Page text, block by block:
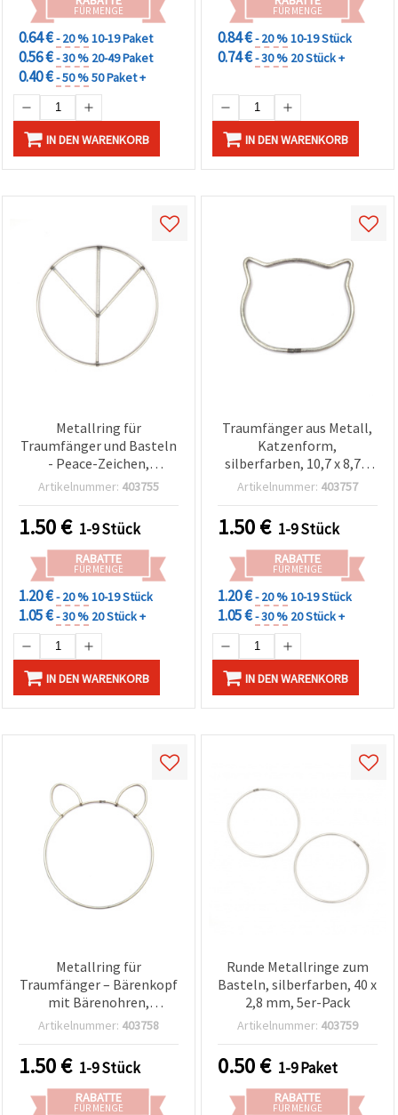
FÜR MENGE
0.64 €- 20 %10-19 Paket
0.56 €- 30 % 20-49 Paket
0.40 €- 50 %50 Paket +
IN DEN WARENKORB
FÜR MENGE
0.84 €- 20 %10-19 Stück
0.74 €- 30 % 20 Stück +
IN DEN WARENKORB
Metallring für
Traumfänger und Basteln
- Peace-Zeichen,
silberfarben, 14,5 x 0,3 cm
Artikelnummer: 403755
1.50€ 1-9 Stück
RABATTE
FÜR MENGE
1.20 €- 20 %10-19 Stück
1.05 €- 30 % 20 Stück +
IN DEN WARENKORB
Traumfänger aus Metall,
Katzenform,
silberfarben, 10,7 x 8,7 x
0,4 cm
Artikelnummer: 403757
1.50€ 1-9 Stück
RABATTE
FÜR MENGE
1.20 €- 20 %10-19 Stück
1.05 €- 30 % 20 Stück +
IN DEN WARENKORB
Metallring für
Traumfänger – Bärenkopf
mit Bärenohren,
Metallreifen 13 x 14,5 cm,
Traumfänger/Dreamcatcher,
Makramee & Wanddeko
Bastelbedarf
Artikelnummer: 403758
1.50€ 1-9 Stück
RABATTE
FÜR MENGE
Runde Metallringe zum
Basteln, silberfarben, 40 x
2,8 mm, 5er-Pack
Artikelnummer: 403759
0.50€ 1-9 Paket
RABATTE
FÜR MENGE